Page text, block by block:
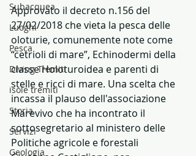
Subacquea
Luoghi
Pesca
Diving Tremiti
isole tremiti
Storia
Servizi
Geologia
Approvato il decreto n.156 del
27/02/2018 che vieta la pesca delle
oloturie, comunemente note come
“cetrioli di mare”, Echinodermi della
classe Holoturoidea e parenti di
stelle e ricci di mare. Una scelta che
incassa il plauso dell'associazione
Marevivo che ha incontrato il
sottosegretario al ministero delle
Politiche agricole e forestali